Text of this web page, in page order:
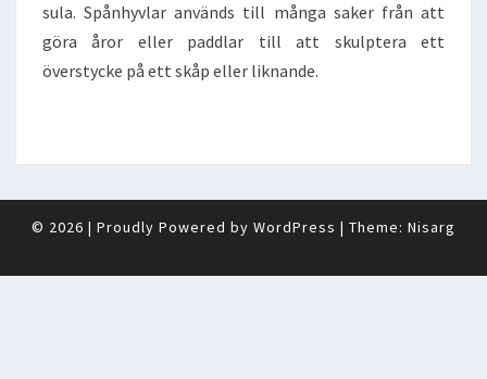
sula. Spånhyvlar används till många saker från att
göra åror eller paddlar till att skulptera ett
överstycke på ett skåp eller liknande.
© 2026 | Proudly Powered by WordPress | Theme: Nisarg